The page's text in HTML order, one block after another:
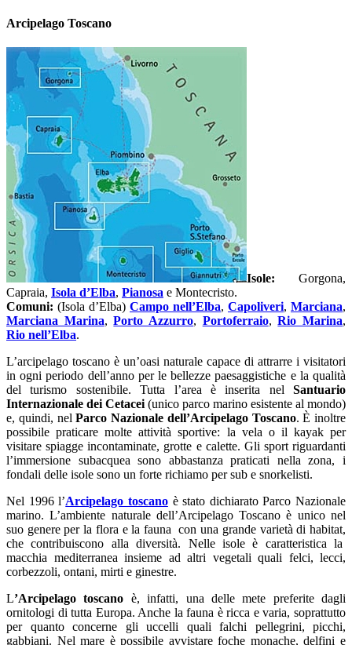
Arcipelago Toscano
Isole: Gorgona,
Capraia, Isola d’Elba, Pianosa e Montecristo.
Comuni: (Isola d’Elba) Campo nell’Elba, Capoliveri, Marciana,
Marciana Marina,Porto Azzurro, Portoferraio,Rio Marina,
Rio nell’Elba.
L’arcipelago toscano è un’oasi naturale capace di attrarre i visitatori
in ogni periodo dell’anno per le bellezze paesaggistiche e la qualità
del turismo sostenibile. Tutta l’area è inserita nel Santuario
Internazionale dei Cetacei(unico parco marino esistente al mondo)
e, quindi, nelParco Nazionale dell’Arcipelago Toscano. È inoltre
possibile praticare molte attività sportive: la vela o il kayak per
visitare spiagge incontaminate, grotte e calette. Gli sport riguardanti
l’immersione subacquea sono abbastanza praticati nella zona, i
fondali delle isole sono un forte richiamo per sub e snorkelisti.
Nel 1996 l’Arcipelago toscanoè stato dichiarato Parco Nazionale
marino. L’ambiente naturale dell’Arcipelago Toscano è unico nel
suo genere per la flora e la fauna con una grande varietà di habitat,
che contribuiscono alla diversità. Nelle isole è caratteristica la
macchia mediterranea insieme ad altri vegetali quali felci, lecci,
corbezzoli, ontani, mirti e ginestre.
L’Arcipelago toscano è, infatti, una delle mete preferite dagli
ornitologi di tutta Europa. Anche la fauna è ricca e varia, soprattutto
per quanto concerne gli uccelli quali falchi pellegrini, picchi,
gabbiani. Nel mare è possibile avvistare foche monache, delfini e